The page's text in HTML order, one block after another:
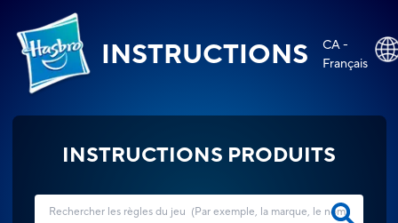
INSTRUCTIONS
CA -
Français
INSTRUCTIONS PRODUITS